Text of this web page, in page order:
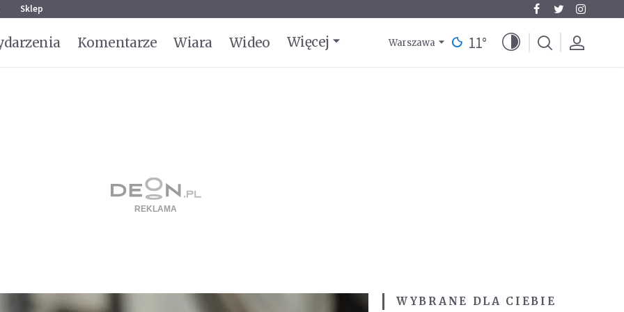
Sklep
Komentarze Wiara Wideo Więcej Warszawa 11°
WYBRANE DLA CIEBIE